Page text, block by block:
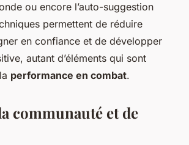
ou encore l’auto-suggestion
permettent de réduire
en confiance et de développer
autant d’éléments qui sont
performance en combat.
communauté et de